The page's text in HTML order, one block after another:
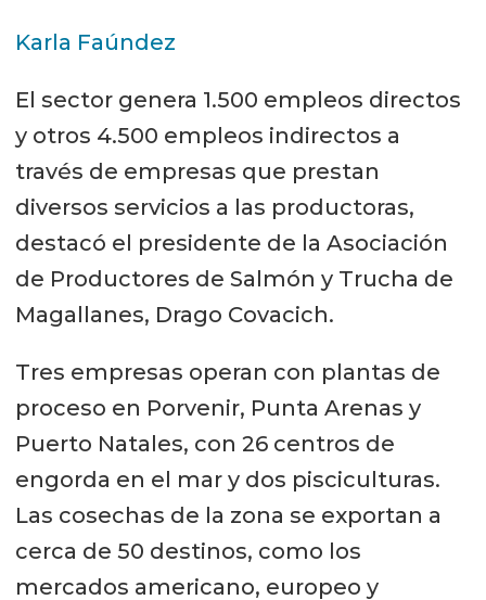
Karla Faúndez
El sector genera 1.500 empleos directos
y otros 4.500 empleos indirectos a
través de empresas que prestan
diversos servicios a las productoras,
destacó el presidente de la Asociación
de Productores de Salmón y Trucha de
Magallanes, Drago Covacich.
Tres empresas operan con plantas de
proceso en Porvenir, Punta Arenas y
Puerto Natales, con 26 centros de
engorda en el mar y dos pisciculturas.
Las cosechas de la zona se exportan a
cerca de 50 destinos, como los
mercados americano, europeo y